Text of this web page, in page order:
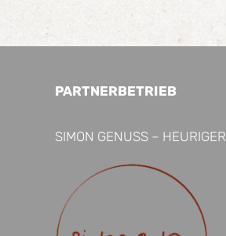
PARTNERBETRIEB
SIMON GENUSS – HEURIGER